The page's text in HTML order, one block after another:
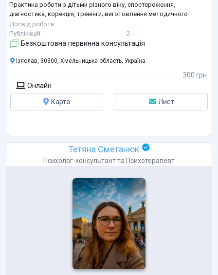
Практика роботи з дітьми різного віку, спостереження,
діагностика, корекція, тренінги; виготовлення методичного
матеріалу для викладачів англійської мови
Психолог 2007-2009
Навчально-виховний комплекс №2 м. Хмельницький
Досвід роботи
Публікацій
2
Безкоштовна первинна консультація
300 грн
Ізяслав, 30300, Хмельницька область, Україна
Онлайн
Карта
Лист
Тетяна Сметанюк
Психолог-консультантта Психотерапевт